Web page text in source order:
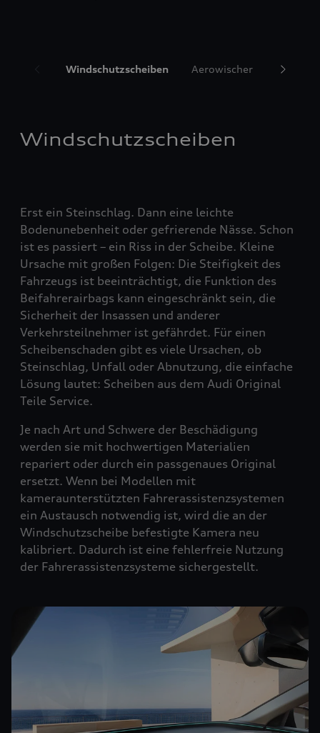
Windschutzscheiben Aerowischer
Windschutzscheiben
Erst ein Steinschlag. Dann eine leichte
Bodenunebenheit oder gefrierende Nässe. Schon
ist es passiert – ein Riss in der Scheibe. Kleine
Ursache mit großen Folgen: Die Steifigkeit des
Fahrzeugs ist beeinträchtigt, die Funktion des
Beifahrerairbags kann eingeschränkt sein, die
Sicherheit der Insassen und anderer
Verkehrsteilnehmer ist gefährdet. Für einen
Scheibenschaden gibt es viele Ursachen, ob
Steinschlag, Unfall oder Abnutzung, die einfache
Lösung lautet: Scheiben aus dem Audi Original
Teile Service.
Je nach Art und Schwere der Beschädigung
werden sie mit hochwertigen Materialien
repariert oder durch ein passgenaues Original
ersetzt. Wenn bei Modellen mit
kameraunterstützten Fahrerassistenzsystemen
ein Austausch notwendig ist, wird die an der
Windschutzscheibe befestigte Kamera neu
kalibriert. Dadurch ist eine fehlerfreie Nutzung
der Fahrerassistenzsysteme sichergestellt.